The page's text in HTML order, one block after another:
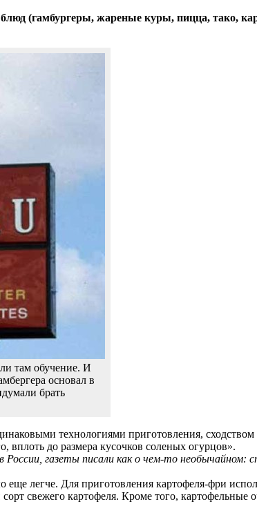
(гамбургеры, жареные куры, пицца, тако,
там обучение. И
основал в
брать
технологиями приготовления,
вплоть до размера кусочков соленых огурцов».
газеты писали как о чем-то необычайном:
легче. Для приготовления картофеля-фри
свежего картофеля. Кроме того, картофельные